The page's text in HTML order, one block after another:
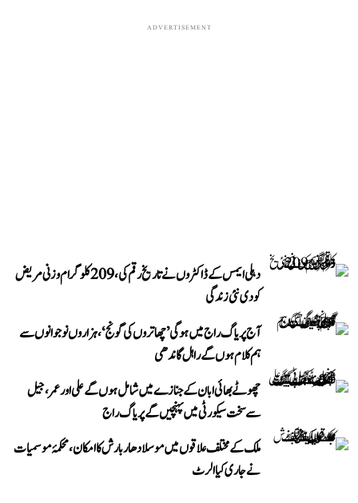
ADVERTISEMENT
دہلی ایمس کے ڈاکٹروں نے تاریخ رقم کی، 209 کلوگرام وزنی مریض
کو دی نئی زندگی
آج پریاگ راج میں ہوگی ’چھاتروں کی گونج‘، ہزاروں نوجوانوں سے
ہم کلام ہوں گے راہل گاندھی
چھوٹے بھائی ابان کے جنازے میں شامل ہوں گے علی اور عمر، جیل
سے سخت سیکورٹی میں پہنچیں گے پریاگ راج
ملک کے مختلف علاقوں میں موسلادھار بارش کا امکان، محکمۂ موسمیات
نے جاری کیا الرٹ